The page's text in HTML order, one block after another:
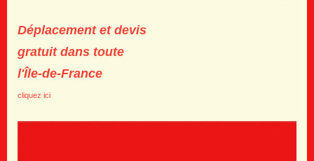
Déplacement et devis
gratuit dans toute
l'Île-de-France
cliquez ici